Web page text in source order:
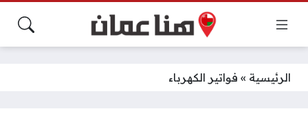
الرئيسية » فواتير الكهرباء